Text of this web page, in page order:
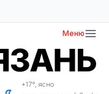
Меню
+17°, ясно